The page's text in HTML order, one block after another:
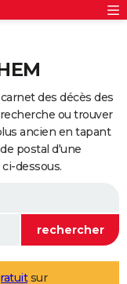
des décès des
ou trouver
ancien en tapant
postal d'une
dessous.
sur